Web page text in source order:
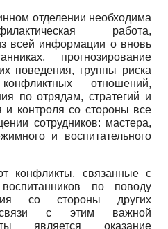
отделении необходима
работа,
всей информации о вновь
прогнозирование
поведения, группы риска
отношений,
по отрядам, стратегий и
и контроля со стороны все
сотрудников: мастера,
и воспитательного
конфликты, связанные с
по поводу
со стороны других
с этим важной
является оказание